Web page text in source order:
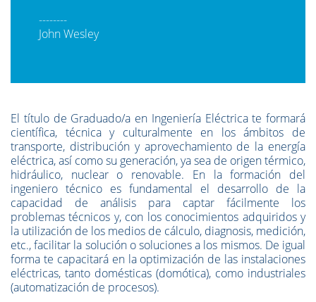
--------
John Wesley
El título de Graduado/a en Ingeniería Eléctrica te formará
científica, técnica y culturalmente en los ámbitos de
transporte, distribución y aprovechamiento de la energía
eléctrica, así como su generación, ya sea de origen térmico,
hidráulico, nuclear o renovable. En la formación del
ingeniero técnico es fundamental el desarrollo de la
capacidad de análisis para captar fácilmente los
problemas técnicos y, con los conocimientos adquiridos y
la utilización de los medios de cálculo, diagnosis, medición,
etc., facilitar la solución o soluciones a los mismos. De igual
forma te capacitará en la optimización de las instalaciones
eléctricas, tanto domésticas (domótica), como industriales
(automatización de procesos).